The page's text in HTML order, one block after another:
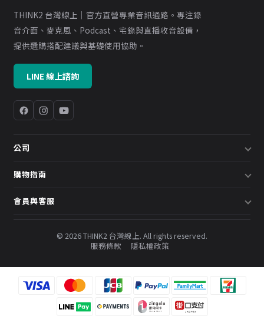
THINK2 台灣線上｜官方直營專業音訊通路。專注錄
音介面、麥克風、Podcast、宅錄與直播收音設備，
提供選購搭配建議與基礎使用協助。
LINE 線上諮詢
公司
關於我們
預約諮詢
購物指南
配送說明
常見問題
會員與客服
會員中心
© 2026 THINK2 台灣線上. All rights reserved.
服務條款
隱私權政策